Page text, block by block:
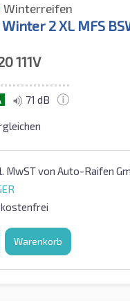
Winterreifen
2 XL MFS
111V
71 dB
MwSTvon Auto-Raifen
Warenkorb